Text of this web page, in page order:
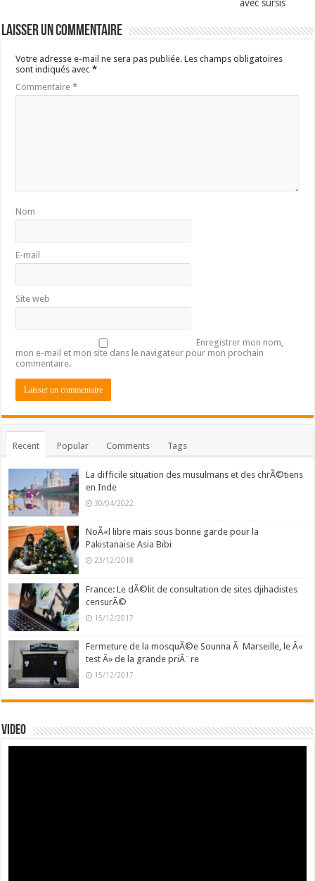
avec sursis
Laisser un commentaire
Votre adresse e-mail ne sera pas publiée. Les champs obligatoires
sont indiqués avec*
Commentaire*
Nom
E-mail
Site web
Enregistrer mon nom,
mon e-mail et mon site dans le navigateur pour mon prochain
commentaire.
Recent Popular Comments Tags
La difficile situation des musulmans et des chrÃ©tiens
en Inde
30/04/2022
NoÃ«l libre mais sous bonne garde pour la
Pakistanaise Asia Bibi
23/12/2018
France: Le dÃ©lit de consultation de sites djihadistes
censurÃ©
15/12/2017
Fermeture de la mosquÃ©e Sounna Ã Marseille, le Â«
test Â» de la grande priÃ¨re
15/12/2017
Video